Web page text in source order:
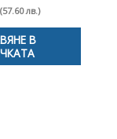
(57.60 лв.)
В